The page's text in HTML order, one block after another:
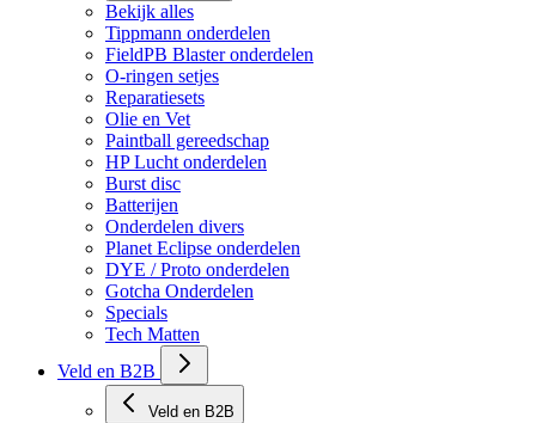
Bekijk alles
Tippmann onderdelen
FieldPB Blaster onderdelen
O-ringen setjes
Reparatiesets
Olie en Vet
Paintball gereedschap
HP Lucht onderdelen
Burst disc
Batterijen
Onderdelen divers
Planet Eclipse onderdelen
DYE / Proto onderdelen
Gotcha Onderdelen
Specials
Tech Matten
Veld en B2B
Veld en B2B